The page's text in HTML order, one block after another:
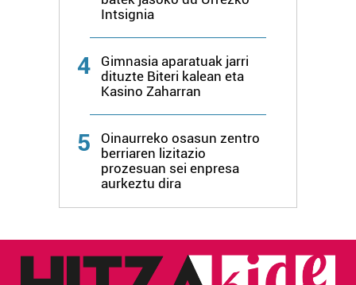
Intsignia
4
Gimnasia aparatuak jarri
dituzte Biteri kalean eta
Kasino Zaharran
5
Oinaurreko osasun zentro
berriaren lizitazio
prozesuan sei enpresa
aurkeztu dira